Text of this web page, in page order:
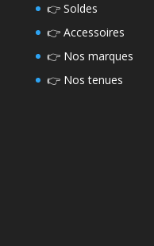
👉 Soldes
👉 Accessoires
👉 Nos marques
👉 Nos tenues